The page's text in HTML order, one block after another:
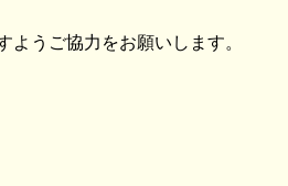
うご協力をお願いします。